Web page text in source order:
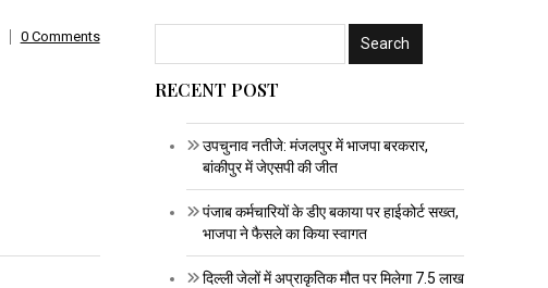
0 Comments
RECENT POST
उपचुनाव नतीजे: मंजलपुर में भाजपा बरकरार,
बांकीपुर में जेएसपी की जीत
पंजाब कर्मचारियों के डीए बकाया पर हाईकोर्ट सख्त,
भाजपा ने फैसले का किया स्वागत
दिल्ली जेलों में अप्राकृतिक मौत पर मिलेगा 7.5 लाख